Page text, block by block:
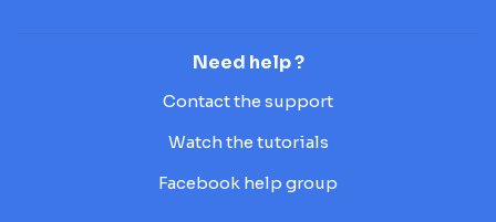
Need help ?
Contact the support
Watch the tutorials
Facebook help group